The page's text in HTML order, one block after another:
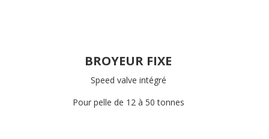
BROYEUR FIXE
Speed valve intégré
Pour pelle de 12 à 50 tonnes